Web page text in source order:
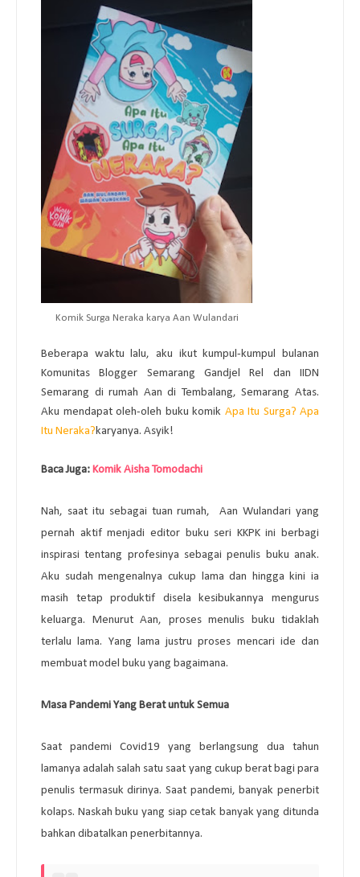
Komik Surga Neraka karya Aan Wulandari
Beberapa waktu lalu, aku ikut kumpul-kumpul bulanan
Komunitas Blogger Semarang Gandjel Rel dan IIDN
Semarang di rumah Aan di Tembalang, Semarang Atas.
Aku mendapat oleh-oleh buku komik Apa Itu Surga? Apa
Itu Neraka? karyanya. Asyik!
Baca Juga: Komik Aisha Tomodachi
Nah, saat itu sebagai tuan rumah, Aan Wulandari yang
pernah aktif menjadi editor buku seri KKPK ini berbagi
inspirasi tentang profesinya sebagai penulis buku anak.
Aku sudah mengenalnya cukup lama dan hingga kini ia
masih tetap produktif disela kesibukannya mengurus
keluarga. Menurut Aan, proses menulis buku tidaklah
terlalu lama. Yang lama justru proses mencari ide dan
membuat model buku yang bagaimana.
Masa Pandemi Yang Berat untuk Semua
Saat pandemi Covid19 yang berlangsung dua tahun
lamanya adalah salah satu saat yang cukup berat bagi para
penulis termasuk dirinya. Saat pandemi, banyak penerbit
kolaps. Naskah buku yang siap cetak banyak yang ditunda
bahkan dibatalkan penerbitannya.